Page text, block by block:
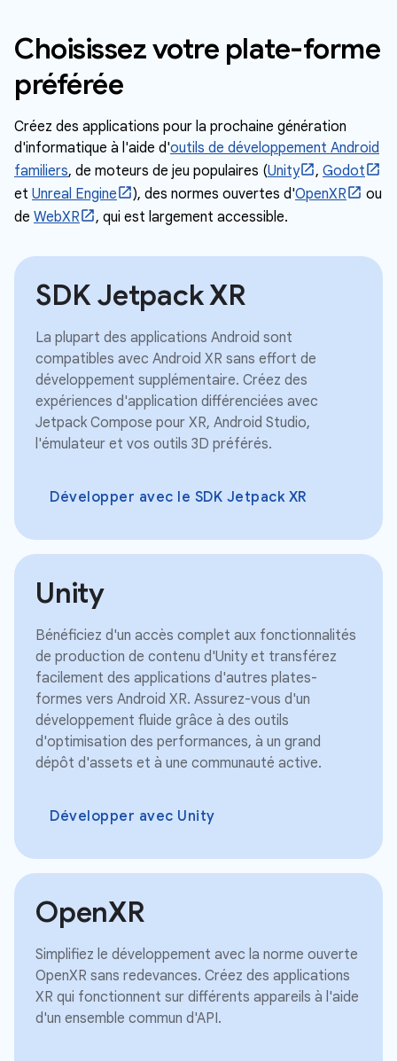
Choisissez votre plate-forme
préférée
Créez des applications pour la prochaine génération
d'informatique à l'aide d'outils de développement Android
familiers, de moteurs de jeu populaires (Unity , Godot
et Unreal Engine ), des normes ouvertes d'OpenXR
ou
de WebXR , qui est largement accessible.
SDK Jetpack XR
La plupart des applications Android sont
compatibles avec Android XR sans effort de
développement supplémentaire. Créez des
expériences d'application différenciées avec
Jetpack Compose pour XR, Android Studio,
l'émulateur et vos outils 3D préférés.
Développer avec le SDK Jetpack XR
Unity
Bénéficiez d'un accès complet aux fonctionnalités
de production de contenu d'Unity et transférez
facilement des applications d'autres plates-
formes vers Android XR. Assurez-vous d'un
développement fluide grâce à des outils
d'optimisation des performances, à un grand
dépôt d'assets et à une communauté active.
Développer avec Unity
OpenXR
Simplifiez le développement avec la norme ouverte
OpenXR sans redevances. Créez des applications
XR qui fonctionnent sur différents appareils à l'aide
d'un ensemble commun d'API.